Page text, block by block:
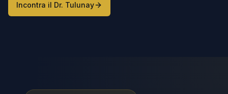
Incontra il Dr. Tulunay